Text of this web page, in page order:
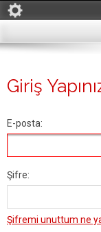
Giriş
E-posta:
Şifre:
Şifremi unuttum ne